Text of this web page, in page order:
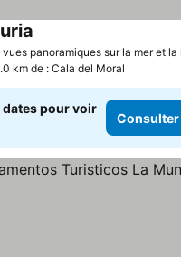
vues panoramiques sur la mer et la
km de : Cala del Moral
pour voir